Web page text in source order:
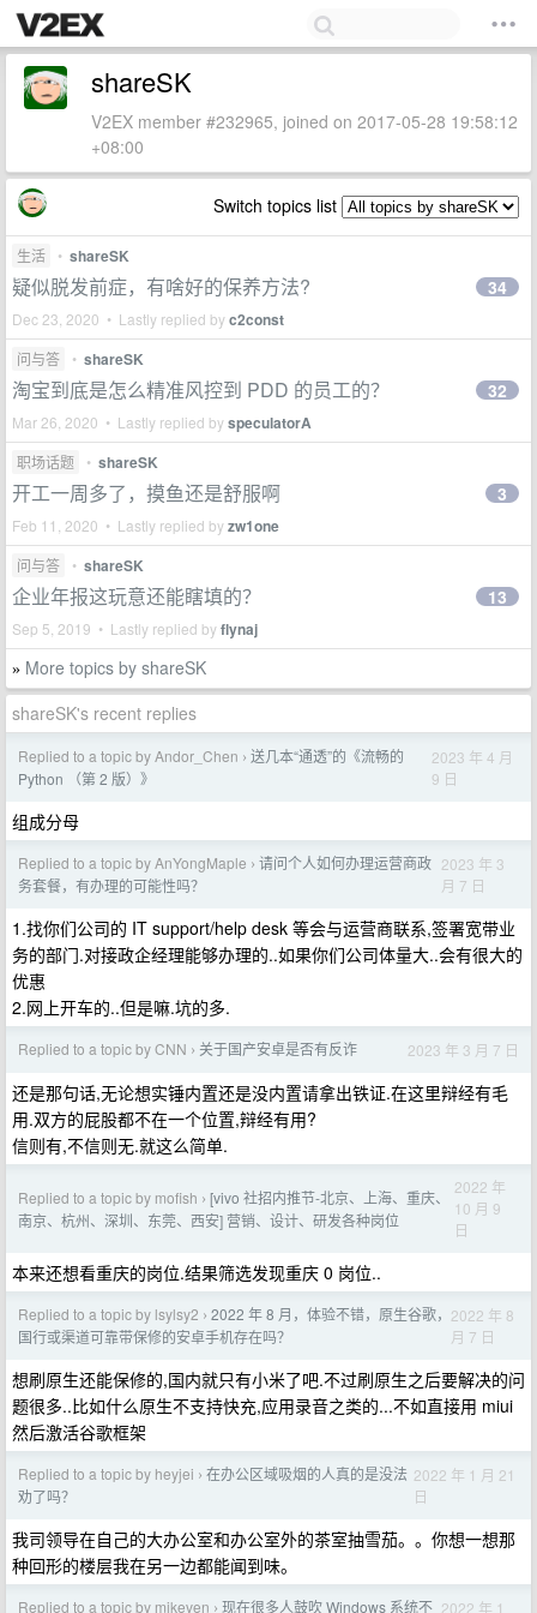
shareSK
V2EX member #232965, joined on 2017-05-28 19:58:12
+08:00
Switch topics list
生活 • shareSK
疑似脱发前症，有啥好的保养方法?
Dec 23, 2020 • Lastly replied byc2const
34
问与答 • shareSK
淘宝到底是怎么精准风控到 PDD 的员工的？
Mar 26, 2020 • Lastly replied byspeculatorA
32
职场话题 • shareSK
开工一周多了，摸鱼还是舒服啊
Feb 11, 2020 • Lastly replied byzw1one
3
问与答 • shareSK
企业年报这玩意还能瞎填的？
Sep 5, 2019 • Lastly replied byflynaj
13
» More topics by shareSK
shareSK's recent replies
Replied to a topic by Andor_Chen › 送几本“通透”的《流畅的
Python （第 2 版）》
2023 年 4 月
9 日
组成分母
Replied to a topic by AnYongMaple › 请问个人如何办理运营商政
务套餐，有办理的可能性吗？
2023 年 3
月 7 日
1.找你们公司的 IT support/help desk 等会与运营商联系,签署宽带业
务的部门.对接政企经理能够办理的..如果你们公司体量大..会有很大的
优惠
2.网上开车的..但是嘛.坑的多.
Replied to a topic by CNN › 关于国产安卓是否有反诈 2023 年 3 月 7 日
还是那句话,无论想实锤内置还是没内置请拿出铁证.在这里辩经有毛
用.双方的屁股都不在一个位置,辩经有用?
信则有,不信则无.就这么简单.
Replied to a topic by mofish › [vivo 社招内推节-北京、上海、重庆、
南京、杭州、深圳、东莞、西安] 营销、设计、研发各种岗位
2022 年
10 月 9
日
本来还想看重庆的岗位.结果筛选发现重庆 0 岗位..
Replied to a topic by lsylsy2 › 2022 年 8 月，体验不错，原生谷歌，
国行或渠道可靠带保修的安卓手机存在吗？
2022 年 8
月 7 日
想刷原生还能保修的,国内就只有小米了吧.不过刷原生之后要解决的问
题很多..比如什么原生不支持快充,应用录音之类的...不如直接用 miui
然后激活谷歌框架
Replied to a topic by heyjei › 在办公区域吸烟的人真的是没法
劝了吗？
2022 年 1 月 21
日
我司领导在自己的大办公室和办公室外的茶室抽雪茄。。你想一想那
种回形的楼层我在另一边都能闻到味。
Replied to a topic by mikeven › 现在很多人鼓吹 Windows 系统不 2022 年 1